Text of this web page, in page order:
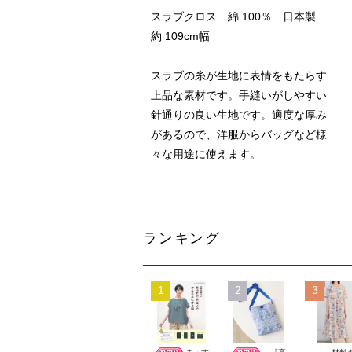
スラブクロス 綿 100％ 日本製
約 109cm幅
スラブの糸が生地に表情をもたらす
上品な素材です。手縫いがしやすい
針通りの良い生地です。適度な厚み
があるので、洋服からバッグなど様
々な用途に使えます。
ランキング
1 2 3